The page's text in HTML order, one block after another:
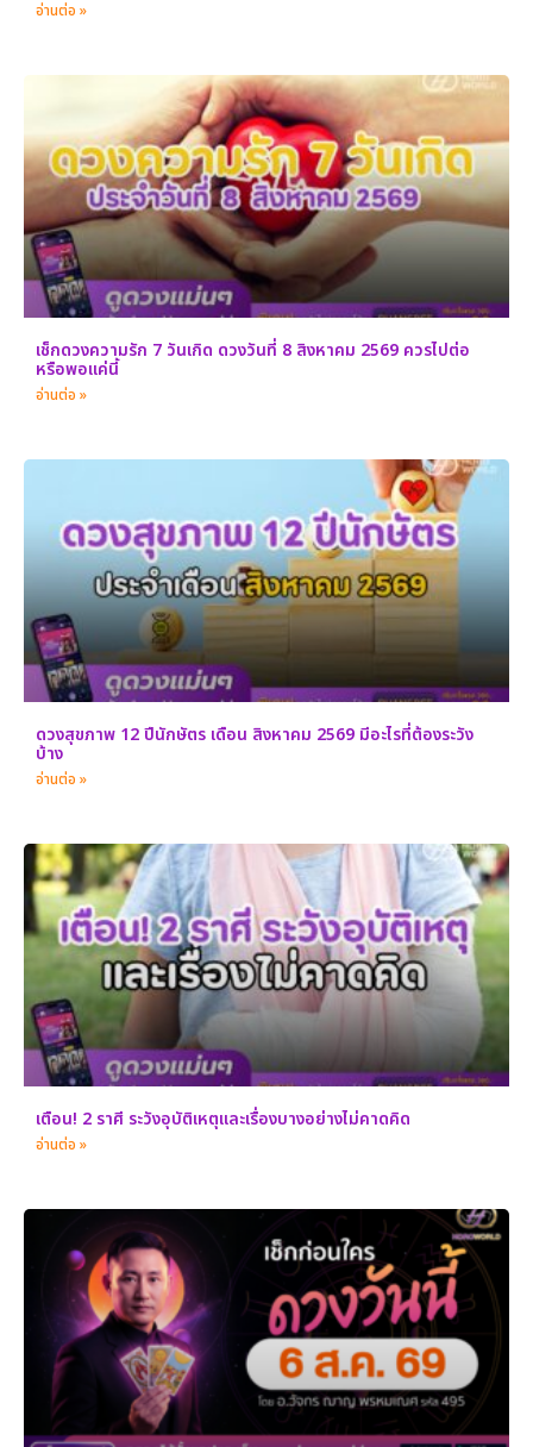
อ่านต่อ »
เช็กดวงความรัก 7 วันเกิด ดวงวันที่ 8 สิงหาคม 2569 ควรไปต่อ
หรือพอแค่นี้
อ่านต่อ »
ดวงสุขภาพ 12 ปีนักษัตร เดือน สิงหาคม 2569 มีอะไรที่ต้องระวัง
บ้าง
อ่านต่อ »
เตือน! 2 ราศี ระวังอุบัติเหตุและเรื่องบางอย่างไม่คาดคิด
อ่านต่อ »